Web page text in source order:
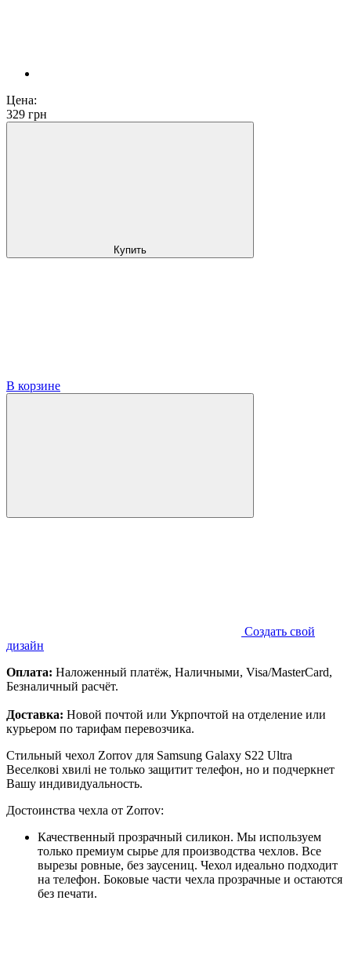
Цена:
329 грн
Купить
В корзине
Создать свой
дизайн
Оплата: Наложенный платёж, Наличными, Visa/MasterCard,
Безналичный расчёт.
Доставка: Новой почтой или Укрпочтой на отделение или
курьером по тарифам перевозчика.
Стильный чехол Zorrov для Samsung Galaxy S22 Ultra
Веселкові хвилі не только защитит телефон, но и подчеркнет
Вашу индивидуальность.
Достоинства чехла от Zorrov:
Качественный прозрачный силикон. Мы используем
только премиум сырье для производства чехлов. Все
вырезы ровные, без заусениц. Чехол идеально подходит
на телефон. Боковые части чехла прозрачные и остаются
без печати.